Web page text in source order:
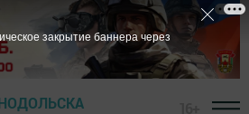
закрытие баннера через